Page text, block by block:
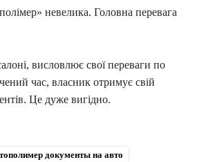
невелика. Головна перевага
висловлює свої переваги по
час, власник отримує свій
Це дуже вигідно.
документы на авто